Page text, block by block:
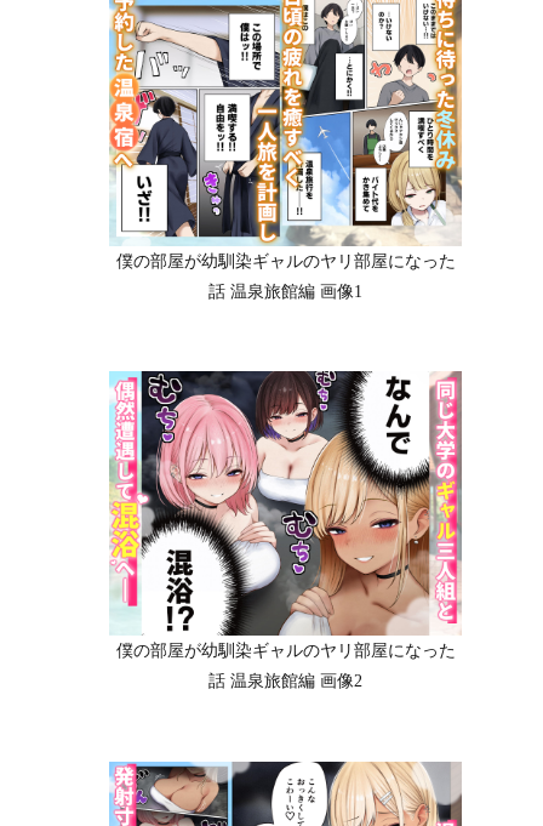
僕の部屋が幼馴染ギャルのヤリ部屋になった
話 温泉旅館編 画像1
僕の部屋が幼馴染ギャルのヤリ部屋になった
話 温泉旅館編 画像2